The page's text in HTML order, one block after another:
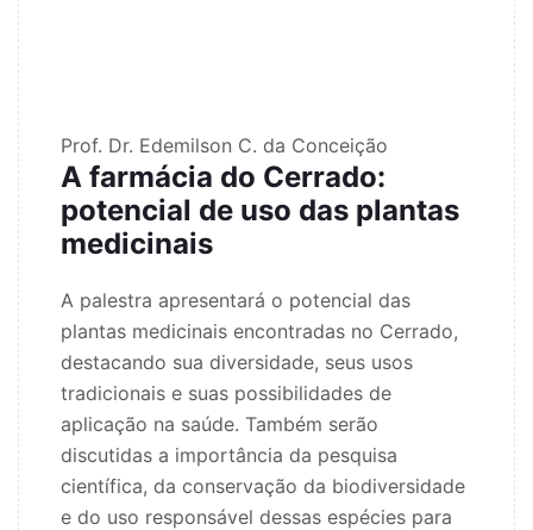
Prof. Dr. Edemilson C. da Conceição
A farmácia do Cerrado:
potencial de uso das plantas
medicinais
A palestra apresentará o potencial das
plantas medicinais encontradas no Cerrado,
destacando sua diversidade, seus usos
tradicionais e suas possibilidades de
aplicação na saúde. Também serão
discutidas a importância da pesquisa
científica, da conservação da biodiversidade
e do uso responsável dessas espécies para